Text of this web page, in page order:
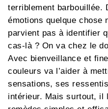
terriblement
émotions quelque
parvient pas à identifier
cas-là ? On va chez le
Avec bienveillance et
couleurs va l’aider à
sensations, ses
intérieur. Mais surtout, il